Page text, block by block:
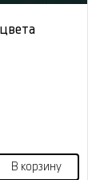
В корзину